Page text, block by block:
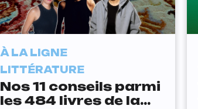
À LA LIGNE
LITTÉRATURE
Nos 11 conseils parmi
les 484 livres de la